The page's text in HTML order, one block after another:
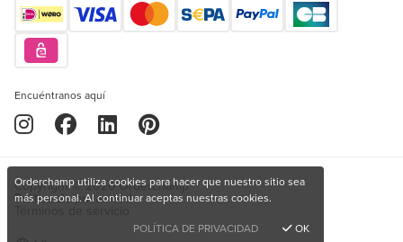
Encuéntranos aquí
Copyright © 2026 Orderchamp
Política de privacidad
Orderchamp utiliza cookies para hacer que nuestro sitio sea
más personal. Al continuar aceptas nuestras cookies.
POLÍTICA DE PRIVACIDAD
OK